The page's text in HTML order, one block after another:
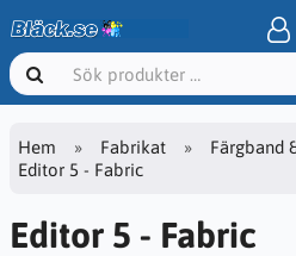
Hem Fabrikat Färgband
Editor 5 - Fabric
Editor 5 - Fabric